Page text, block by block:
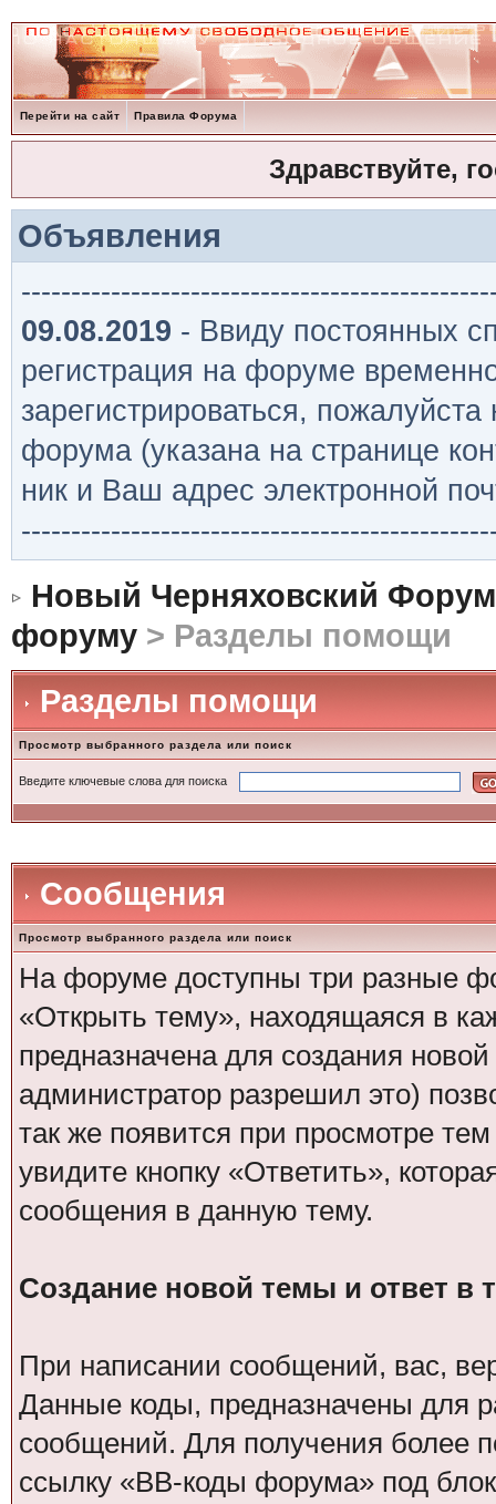
Перейти на сайт Правила Форума
Здравствуйте,
Объявления
09.08.2019 - Ввиду постоянных
регистрация на форуме
зарегистрироваться,
форума (указана на странице
ник и Ваш адрес электронной
Новый Черняховский Форум
форуму> Разделы помощи
Разделы помощи
Просмотр выбранного раздела или поиск
Введите ключевые слова для поиска
Сообщения
Просмотр выбранного раздела или поиск
На форуме доступны три разные
«Открыть тему», находящаяся в
предназначена для создания
администратор разрешил это)
так же появится при просмотре
увидите кнопку «Ответить»,
сообщения в данную тему.
Создание новой темы и ответ в
При написании сообщений, вас,
Данные коды, предназначены для
сообщений. Для получения более
ссылку «BB-коды форума» под